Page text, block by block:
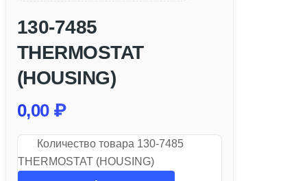
130-7485
THERMOSTAT
(HOUSING)
0,00 ₽
Количество товара 130-7485
THERMOSTAT (HOUSING)